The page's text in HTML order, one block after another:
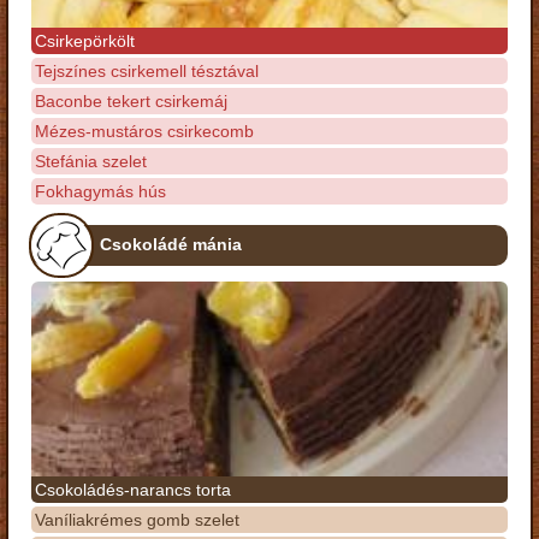
Csirkepörkölt
Tejszínes csirkemell tésztával
Baconbe tekert csirkemáj
Mézes-mustáros csirkecomb
Stefánia szelet
Fokhagymás hús
Csokoládé mánia
Csokoládés-narancs torta
Vaníliakrémes gomb szelet